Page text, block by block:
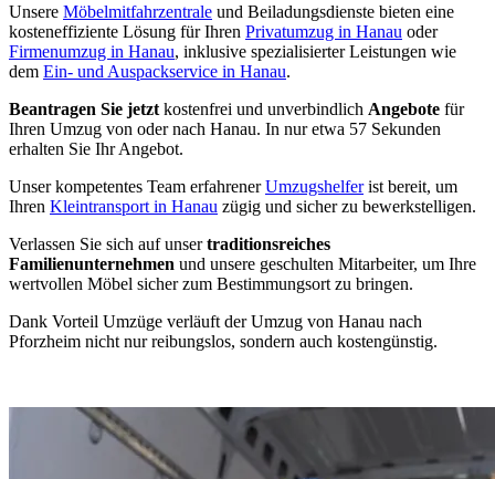
Unsere Möbelmitfahrzentrale und Beiladungsdienste bieten eine
kosteneffiziente Lösung für Ihren Privatumzug in Hanau oder
Firmenumzug in Hanau, inklusive spezialisierter Leistungen wie
dem Ein- und Auspackservice in Hanau.
Beantragen Sie jetzt kostenfrei und unverbindlich Angebote für
Ihren Umzug von oder nach Hanau. In nur etwa 57 Sekunden
erhalten Sie Ihr Angebot.
Unser kompetentes Team erfahrenerUmzugshelferist bereit, um
Ihren Kleintransport in Hanau zügig und sicher zu bewerkstelligen.
Verlassen Sie sich auf unsertraditionsreiches
Familienunternehmen und unsere geschulten Mitarbeiter, um Ihre
wertvollen Möbel sicher zum Bestimmungsort zu bringen.
Dank Vorteil Umzüge verläuft der Umzug von Hanau nach
Pforzheim nicht nur reibungslos, sondern auch kostengünstig.